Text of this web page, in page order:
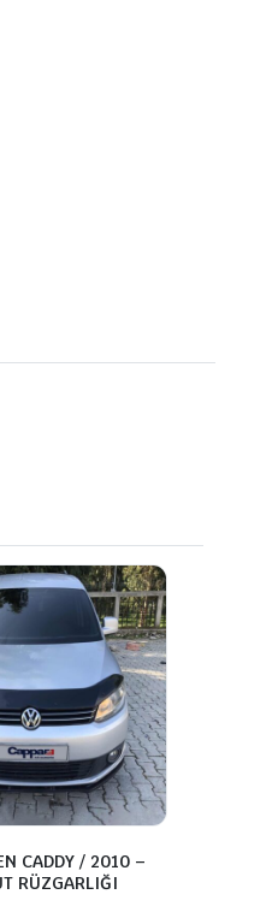
CADDY / 2010 –
RÜZGARLIĞI